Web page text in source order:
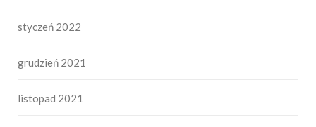
styczeń 2022
grudzień 2021
listopad 2021